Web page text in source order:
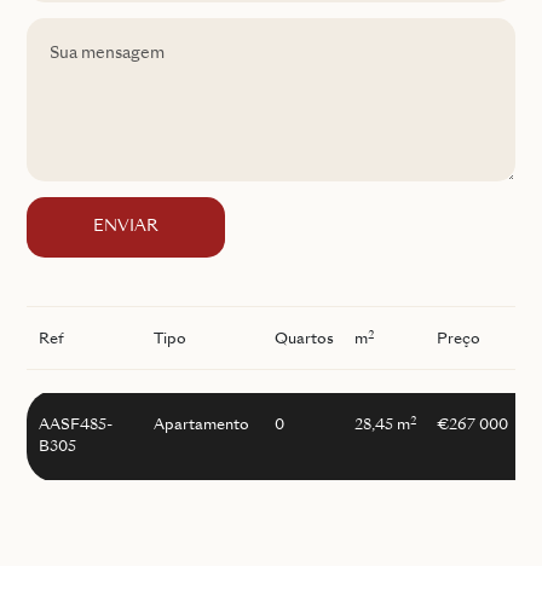
ENVIAR
Ref Tipo Quartos m2 Preço
AASF485-
B305
Apartamento 0 28,45 m2 €267 000